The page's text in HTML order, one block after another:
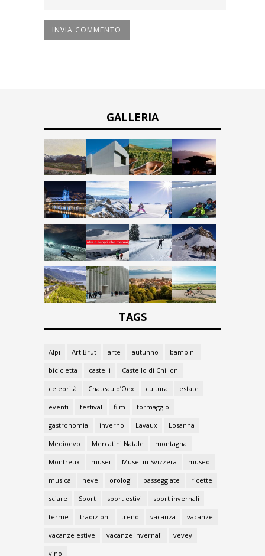
GALLERIA
TAGS
Alpi Art Brut arte autunno bambini
bicicletta castelli Castello di Chillon
celebrità Chateau d’Oex cultura estate
eventi festival film formaggio
gastronomia inverno Lavaux Losanna
Medioevo Mercatini Natale montagna
Montreux musei Musei in Svizzera museo
musica neve orologi passeggiate ricette
sciare Sport sport estivi sport invernali
terme tradizioni treno vacanza vacanze
vacanze estive vacanze invernali vevey
vino